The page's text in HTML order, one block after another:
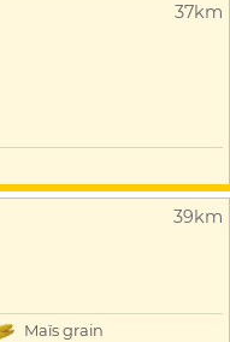
37km
39km
Maïs grain